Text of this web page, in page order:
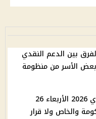
بين الدعم النقدي
بعض الأسر من منظومة
موعد إجازة المولد النبوي 2026 الأربعاء 26
والخاص ولا قرار